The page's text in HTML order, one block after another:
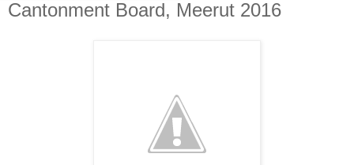
Cantonment Board, Meerut 2016